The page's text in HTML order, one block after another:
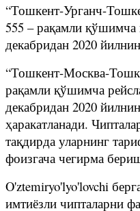
“Тошкент-Урганч-
555 – рақамли қўшимча
декабридан 2020
“Тошкент-Москва-
рақамли қўшимча
декабридан 2020
ҳаракатланади.
тақдирда уларнинг
фоизгача чегирма
O'ztemiryo'lyo'lovchi
имтиёзли чипталарни